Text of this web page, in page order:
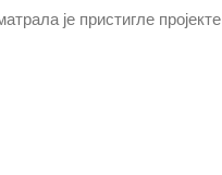
је пристигле пројекте